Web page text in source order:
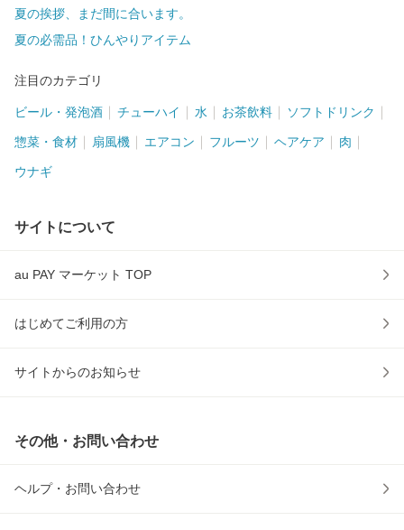
夏の挨拶、まだ間に合います。
夏の必需品！ひんやりアイテム
注目のカテゴリ
ビール・発泡酒 チューハイ 水 お茶飲料 ソフトドリンク
惣菜・食材 扇風機 エアコン フルーツ ヘアケア 肉
ウナギ
サイトについて
au PAY マーケット TOP
はじめてご利用の方
サイトからのお知らせ
その他・お問い合わせ
ヘルプ・お問い合わせ